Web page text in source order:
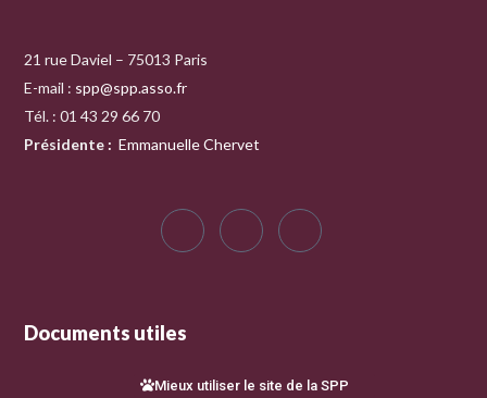
21 rue Daviel – 75013 Paris
E-mail : spp@spp.asso.fr
Tél. : 01 43 29 66 70
Présidente : Emmanuelle Chervet
Documents utiles
Mieux utiliser le site de la SPP